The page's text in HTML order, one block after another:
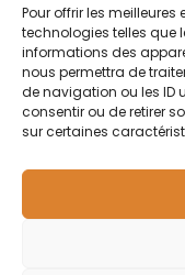
Pour offrir les meilleures
technologies telles que
informations des
nous permettra de
de navigation ou les ID
consentir ou de retirer
sur certaines
capillaires de
haute qualité et
soucieux du
respect de
l'environnement.
Pour particuliers et
F